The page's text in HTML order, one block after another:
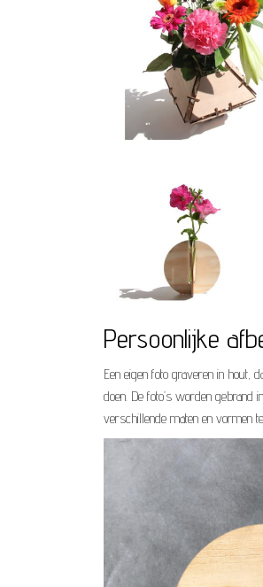
Persoonlijke
Een eigen foto graveren in hout,
doen. De foto’s worden
verschillende maten en vormen